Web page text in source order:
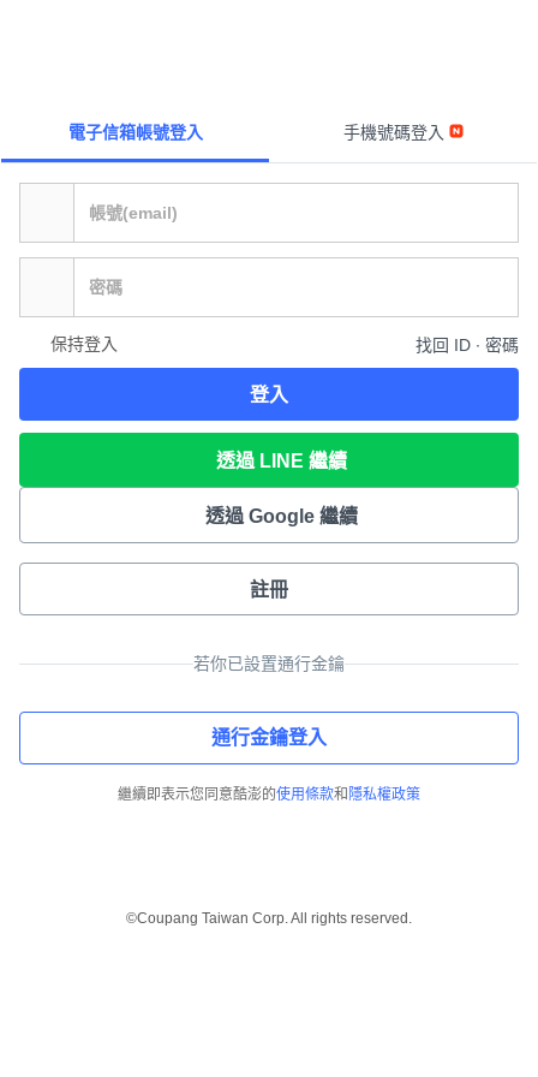
電子信箱帳號登入 手機號碼登入
保持登入 找回 ID ∙ 密碼
登入
透過 LINE 繼續
透過 Google 繼續
註冊
若你已設置通行金鑰
通行金鑰登入
繼續即表示您同意酷澎的使用條款和 隱私權政策
©Coupang Taiwan Corp. All rights reserved.